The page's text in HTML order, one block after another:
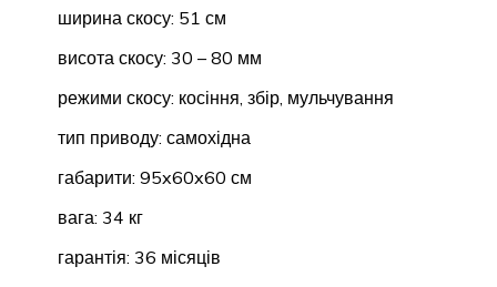
ширина скосу: 51 см
висота скосу: 30 – 80 мм
режими скосу: косіння, збір, мульчування
тип приводу: самохідна
габарити: 95x60x60 см
вага: 34 кг
гарантія: 36 місяців